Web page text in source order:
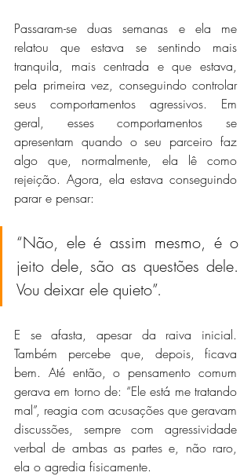
Passaram-se duas semanas e ela me
relatou que estava se sentindo mais
tranquila, mais centrada e que estava,
pela primeira vez, conseguindo controlar
seus comportamentos agressivos. Em
geral, esses comportamentos se
apresentam quando o seu parceiro faz
algo que, normalmente, ela lê como
rejeição. Agora, ela estava conseguindo
parar e pensar:
“Não, ele é assim mesmo, é o
jeito dele, são as questões dele.
Vou deixar ele quieto”.
E se afasta, apesar da raiva inicial.
Também percebe que, depois, ficava
bem. Até então, o pensamento comum
gerava em torno de: “Ele está me tratando
mal”, reagia com acusações que geravam
discussões, sempre com agressividade
verbal de ambas as partes e, não raro,
ela o agredia fisicamente.